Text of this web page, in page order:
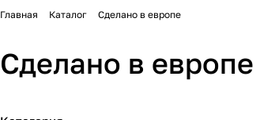
Главная Каталог Сделано в европе
Сделано в европе